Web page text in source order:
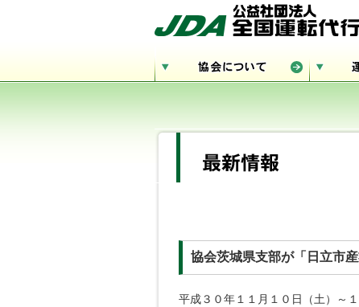
協会茨城県支部が「日立市
平成３０年１１月１０日（土）～